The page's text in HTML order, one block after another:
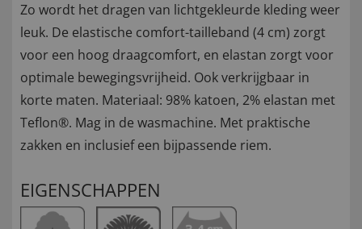
Zo wordt het dragen van lichtgekleurde kleding weer
leuk. De elastische comfort-tailleband (4 cm) zorgt
voor een hoog draagcomfort, en elastan zorgt voor
optimale bewegingsvrijheid. Ook verkrijgbaar in
korte maten. Materiaal: 98% katoen, 2% elastan ​​met
Teflon®. Mag in de wasmachine. Met praktische
zakken en inclusief een bijpassende riem.
EIGENSCHAPPEN